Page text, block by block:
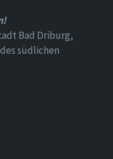
Bad Driburg,
südlichen